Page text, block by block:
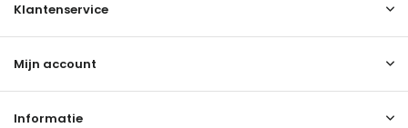
Klantenservice
Mijn account
Informatie